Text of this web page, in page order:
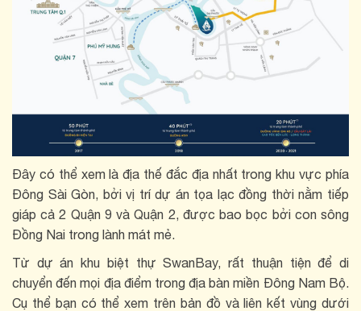
Đây có thể xem là địa thế đắc địa nhất trong khu vực phía
Đông Sài Gòn, bởi vị trí dự án tọa lạc đồng thời nằm tiếp
giáp cả 2 Quận 9 và Quận 2, được bao bọc bởi con sông
Đồng Nai trong lành mát mẻ.
Từ dự án khu biệt thự SwanBay, rất thuận tiện để di
chuyển đến mọi địa điểm trong địa bàn miền Đông Nam Bộ.
Cụ thể bạn có thể xem trên bản đồ và liên kết vùng dưới